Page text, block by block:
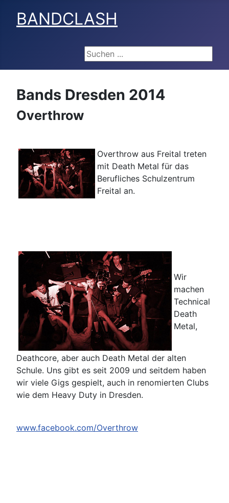
BANDCLASH
Suchen ...
Bands Dresden 2014
Overthrow
Overthrow aus Freital treten
mit Death Metal für das
Berufliches Schulzentrum
Freital an.
Wir
machen
Technical
Death
Metal,
Deathcore, aber auch Death Metal der alten
Schule. Uns gibt es seit 2009 und seitdem haben
wir viele Gigs gespielt, auch in renomierten Clubs
wie dem Heavy Duty in Dresden.
www.facebook.com/Overthrow